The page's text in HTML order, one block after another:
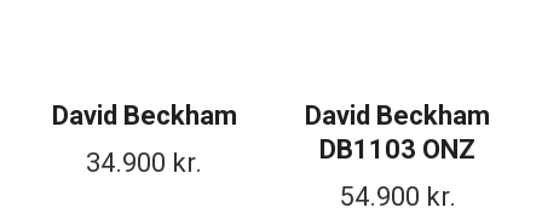
David Beckham
34.900 kr.
David Beckham
DB1103 ONZ
54.900 kr.